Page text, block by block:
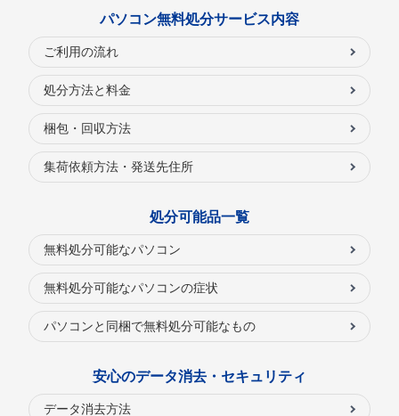
パソコン無料処分サービス内容
ご利用の流れ
処分方法と料金
梱包・回収方法
集荷依頼方法・発送先住所
処分可能品一覧
無料処分可能なパソコン
無料処分可能なパソコンの症状
パソコンと同梱で無料処分可能なもの
安心のデータ消去・セキュリティ
データ消去方法